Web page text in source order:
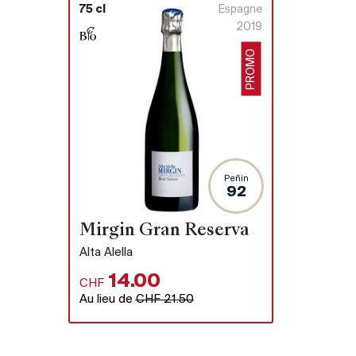
75 cl
Espagne
2019
PROMO
Peñin
92
Mirgin Gran Reserva
Alta Alella
CHF 14.00
Au lieu deCHF 21.50